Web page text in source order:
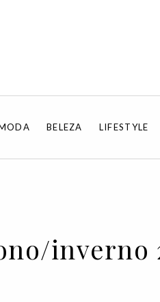
BELEZA LIFESTYLE
inverno